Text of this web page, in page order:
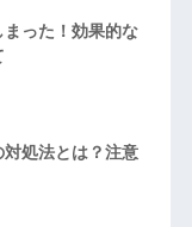
った！効果的な
処法とは？注意